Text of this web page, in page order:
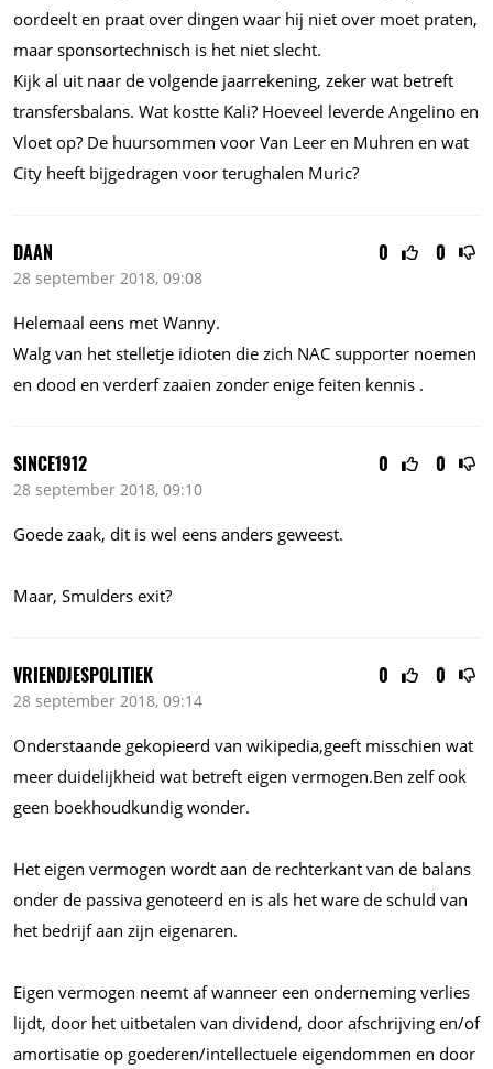
oordeelt en praat over dingen waar hij niet over moet praten,
maar sponsortechnisch is het niet slecht.
Kijk al uit naar de volgende jaarrekening, zeker wat betreft
transfersbalans. Wat kostte Kali? Hoeveel leverde Angelino en
Vloet op? De huursommen voor Van Leer en Muhren en wat
City heeft bijgedragen voor terughalen Muric?
0 0
DAAN
28 september 2018, 09:08
Helemaal eens met Wanny.
Walg van het stelletje idioten die zich NAC supporter noemen
en dood en verderf zaaien zonder enige feiten kennis .
0 0
SINCE1912
28 september 2018, 09:10
Goede zaak, dit is wel eens anders geweest.
Maar, Smulders exit?
0 0
VRIENDJESPOLITIEK
28 september 2018, 09:14
Onderstaande gekopieerd van wikipedia,geeft misschien wat
meer duidelijkheid wat betreft eigen vermogen.Ben zelf ook
geen boekhoudkundig wonder.
Het eigen vermogen wordt aan de rechterkant van de balans
onder de passiva genoteerd en is als het ware de schuld van
het bedrijf aan zijn eigenaren.
Eigen vermogen neemt af wanneer een onderneming verlies
lijdt, door het uitbetalen van dividend, door afschrijving en/of
amortisatie op goederen/intellectuele eigendommen en door